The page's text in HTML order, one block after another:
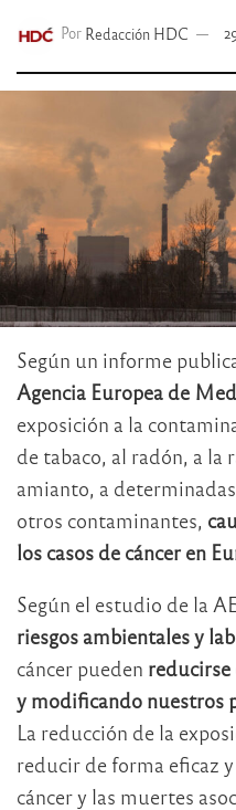
Por Redacción HDC
Según un informe
Agencia Europea de
exposición a la
de tabaco, al radón, a
amianto, a
otros contaminantes,
los casos de cáncer en
Según el estudio de la
riesgos ambientales y
cáncer pueden reducirse
y modificando nuestros
La reducción de la
reducir de forma eficaz
cáncer y las muertes